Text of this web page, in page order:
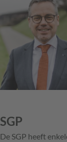
SGP
De SGP heeft